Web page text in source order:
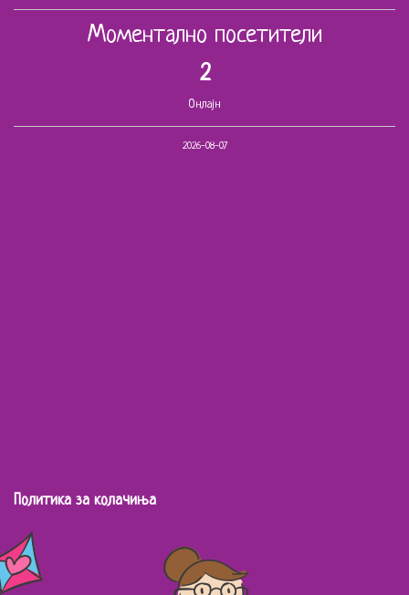
Моментално посетители
2
Онлајн
2026-08-07
Политика за колачиња